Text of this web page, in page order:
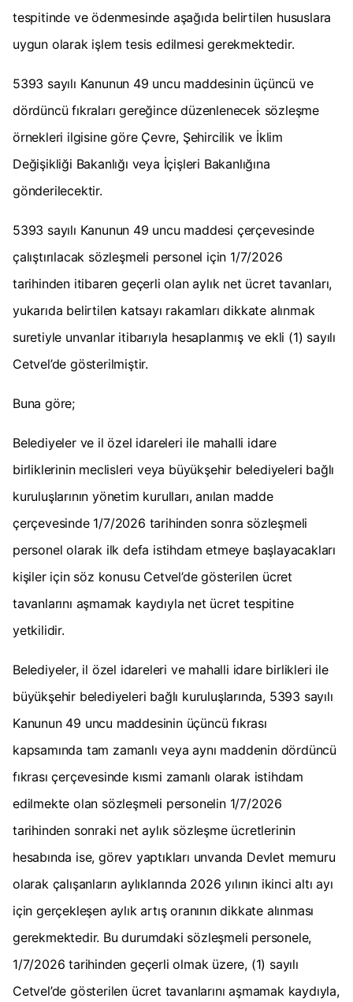
tespitinde ve ödenmesinde aşağıda belirtilen hususlara
uygun olarak işlem tesis edilmesi gerekmektedir.
5393 sayılı Kanunun 49 uncu maddesinin üçüncü ve
dördüncü fıkraları gereğince düzenlenecek sözleşme
örnekleri ilgisine göre Çevre, Şehircilik ve İklim
Değişikliği Bakanlığı veya İçişleri Bakanlığına
gönderilecektir.
5393 sayılı Kanunun 49 uncu maddesi çerçevesinde
çalıştırılacak sözleşmeli personel için 1/7/2026
tarihinden itibaren geçerli olan aylık net ücret tavanları,
yukarıda belirtilen katsayı rakamları dikkate alınmak
suretiyle unvanlar itibarıyla hesaplanmış ve ekli (1) sayılı
Cetvel’de gösterilmiştir.
Buna göre;
Belediyeler ve il özel idareleri ile mahalli idare
birliklerinin meclisleri veya büyükşehir belediyeleri bağlı
kuruluşlarının yönetim kurulları, anılan madde
çerçevesinde 1/7/2026 tarihinden sonra sözleşmeli
personel olarak ilk defa istihdam etmeye başlayacakları
kişiler için söz konusu Cetvel’de gösterilen ücret
tavanlarını aşmamak kaydıyla net ücret tespitine
yetkilidir.
Belediyeler, il özel idareleri ve mahalli idare birlikleri ile
büyükşehir belediyeleri bağlı kuruluşlarında, 5393 sayılı
Kanunun 49 uncu maddesinin üçüncü fıkrası
kapsamında tam zamanlı veya aynı maddenin dördüncü
fıkrası çerçevesinde kısmi zamanlı olarak istihdam
edilmekte olan sözleşmeli personelin 1/7/2026
tarihinden sonraki net aylık sözleşme ücretlerinin
hesabında ise, görev yaptıkları unvanda Devlet memuru
olarak çalışanların aylıklarında 2026 yılının ikinci altı ayı
için gerçekleşen aylık artış oranının dikkate alınması
gerekmektedir. Bu durumdaki sözleşmeli personele,
1/7/2026 tarihinden geçerli olmak üzere, (1) sayılı
Cetvel’de gösterilen ücret tavanlarını aşmamak kaydıyla,